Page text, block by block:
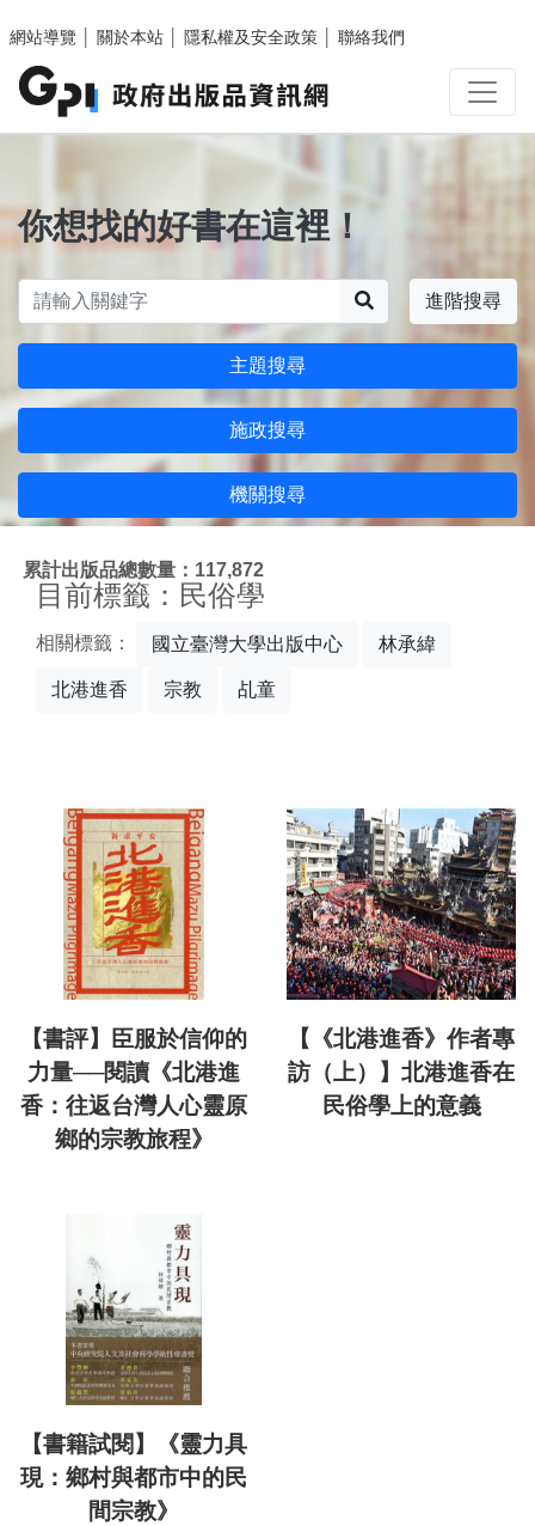
網站導覽
關於本站 隱私權及安全政策 聯絡我們
你想找的好書在這裡！
進階搜尋
主題搜尋
施政搜尋
機關搜尋
累計出版品總數量：117,872
目前標籤：民俗學
相關標籤： 國立臺灣大學出版中心 林承緯
北港進香 宗教 乩童
【書評】臣服於信仰的
力量──閱讀《北港進
香：往返台灣人心靈原
鄉的宗教旅程》
【《北港進香》作者專
訪（上）】北港進香在
民俗學上的意義
【書籍試閱】《靈力具
現：鄉村與都市中的民
間宗教》